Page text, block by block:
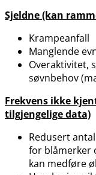
Sjeldne (kan
Krampeanfall
Manglende
Overaktivitet,
søvnbehov
Frekvens ikke
tilgjengelige data)
Redusert
for blåmerker
kan medføre